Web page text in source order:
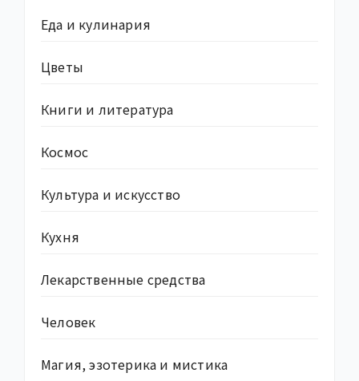
Еда и кулинария
Цветы
Книги и литература
Космос
Культура и искусство
Кухня
Лекарственные средства
Человек
Магия, эзотерика и мистика